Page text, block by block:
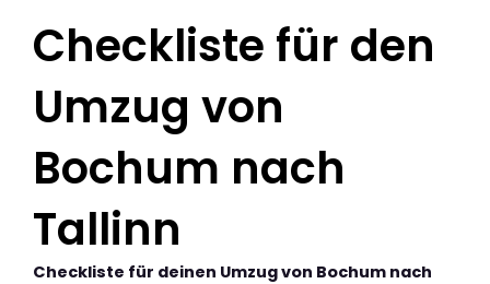
Checkliste für den
Umzug von
Bochum nach
Tallinn
Checkliste für deinen Umzug von Bochum nach